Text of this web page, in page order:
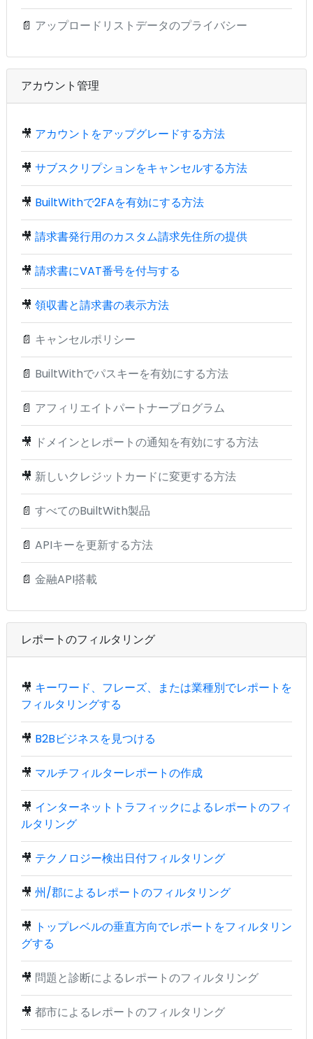
📄 アップロードリストデータのプライバシー
アカウント管理
🎥 アカウントをアップグレードする方法
🎥 サブスクリプションをキャンセルする方法
🎥 BuiltWithで2FAを有効にする方法
🎥 請求書発行用のカスタム請求先住所の提供
🎥 請求書にVAT番号を付与する
🎥 領収書と請求書の表示方法
📄 キャンセルポリシー
📄 BuiltWithでパスキーを有効にする方法
📄 アフィリエイトパートナープログラム
🎥 ドメインとレポートの通知を有効にする方法
🎥 新しいクレジットカードに変更する方法
📄 すべてのBuiltWith製品
📄 APIキーを更新する方法
📄 金融API搭載
レポートのフィルタリング
🎥 キーワード、フレーズ、または業種別でレポートを
フィルタリングする
🎥 B2Bビジネスを見つける
🎥 マルチフィルターレポートの作成
🎥 インターネットトラフィックによるレポートのフィ
ルタリング
🎥 テクノロジー検出日付フィルタリング
🎥 州/郡によるレポートのフィルタリング
🎥 トップレベルの垂直方向でレポートをフィルタリン
グする
🎥 問題と診断によるレポートのフィルタリング
🎥 都市によるレポートのフィルタリング